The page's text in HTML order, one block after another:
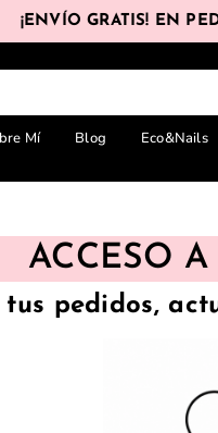
¡ENVÍO GRATIS! EN
Mí Blog Eco&Nails
ACCESO
pedidos,